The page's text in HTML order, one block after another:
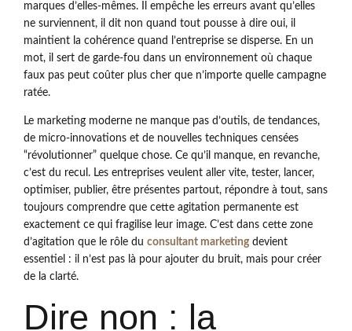
marques d’elles-mêmes. Il empêche les erreurs avant qu’elles
ne surviennent, il dit non quand tout pousse à dire oui, il
maintient la cohérence quand l’entreprise se disperse. En un
mot, il sert de garde-fou dans un environnement où chaque
faux pas peut coûter plus cher que n’importe quelle campagne
ratée.
Le marketing moderne ne manque pas d’outils, de tendances,
de micro-innovations et de nouvelles techniques censées
“révolutionner” quelque chose. Ce qu’il manque, en revanche,
c’est du recul. Les entreprises veulent aller vite, tester, lancer,
optimiser, publier, être présentes partout, répondre à tout, sans
toujours comprendre que cette agitation permanente est
exactement ce qui fragilise leur image. C’est dans cette zone
d’agitation que le rôle du consultant marketingdevient
essentiel : il n’est pas là pour ajouter du bruit, mais pour créer
de la clarté.
Dire non : la